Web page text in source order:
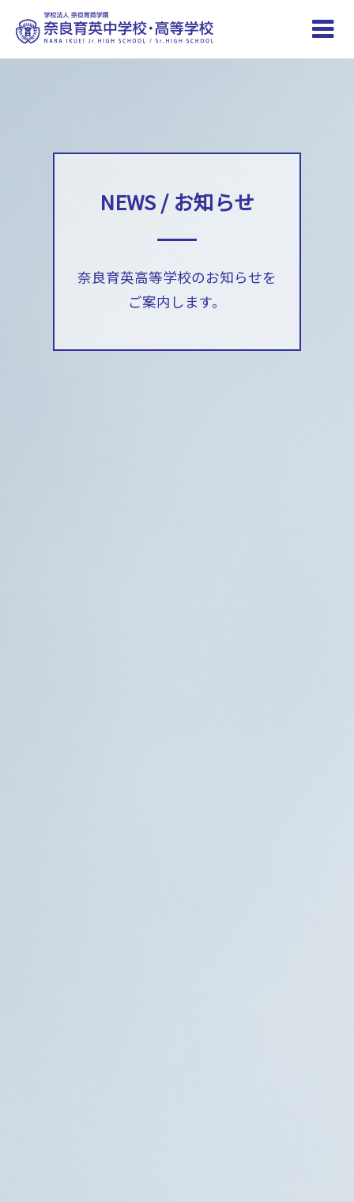
Toggle
NEWS / お知らせ
奈良育英高等学校のお知らせを
ご案内します。